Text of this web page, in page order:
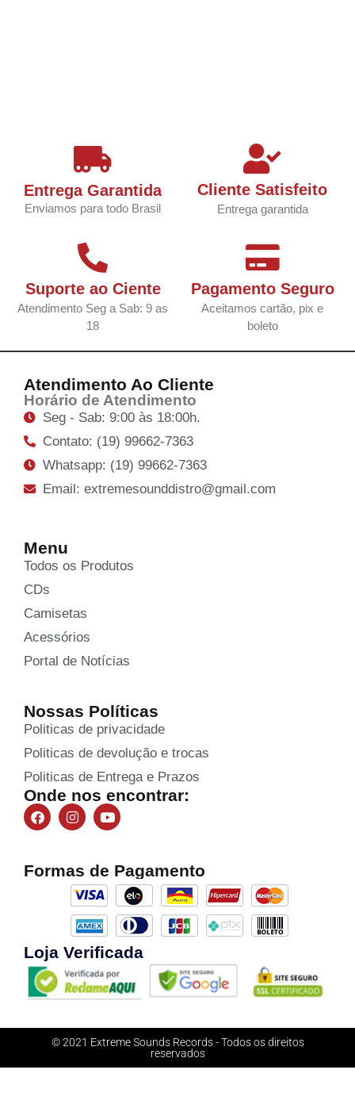
Entrega Garantida
Enviamos para todo Brasil
Cliente Satisfeito
Entrega garantida
Suporte ao Ciente
Atendimento Seg a Sab: 9 as
18
Pagamento Seguro
Aceitamos cartão, pix e
boleto
Atendimento Ao Cliente
Horário de Atendimento
Seg - Sab: 9:00 às 18:00h.
Contato: (19) 99662-7363
Whatsapp: (19) 99662-7363
Email: extremesounddistro@gmail.com
Menu
Todos os Produtos
CDs
Camisetas
Acessórios
Portal de Notícias
Nossas Políticas
Politicas de privacidade
Politicas de devolução e trocas
Politicas de Entrega e Prazos
Onde nos encontrar:
Formas de Pagamento
Loja Verificada
© 2021 Extreme Sounds Records - Todos os direitos
reservados